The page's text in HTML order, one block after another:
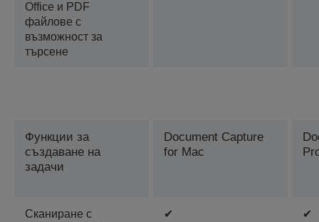
Office и PDF
файлове с
възможност за
търсене
Функции за
създаване на
задачи
Document Capture
for Mac
Сканиране с
✔ ✔